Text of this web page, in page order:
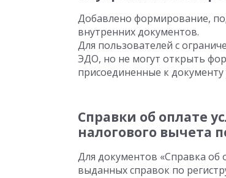
Добавлено формирование,
внутренних документов.
Для пользователей с
ЭДО, но не могут открыть
присоединенные к документу
Справки об оплате
налогового вычета
Для документов «Справка об
выданных справок по